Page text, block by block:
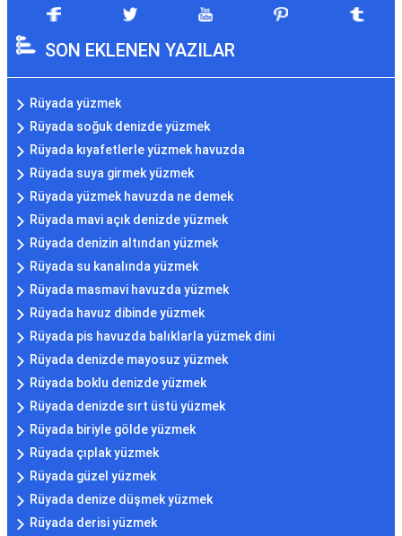
SON EKLENEN YAZILAR
Rüyada yüzmek
Rüyada soğuk denizde yüzmek
Rüyada kıyafetlerle yüzmek havuzda
Rüyada suya girmek yüzmek
Rüyada yüzmek havuzda ne demek
Rüyada mavi açık denizde yüzmek
Rüyada denizin altından yüzmek
Rüyada su kanalında yüzmek
Rüyada masmavi havuzda yüzmek
Rüyada havuz dibinde yüzmek
Rüyada pis havuzda balıklarla yüzmek dini
Rüyada denizde mayosuz yüzmek
Rüyada boklu denizde yüzmek
Rüyada denizde sırt üstü yüzmek
Rüyada biriyle gölde yüzmek
Rüyada çıplak yüzmek
Rüyada güzel yüzmek
Rüyada denize düşmek yüzmek
Rüyada derisi yüzmek